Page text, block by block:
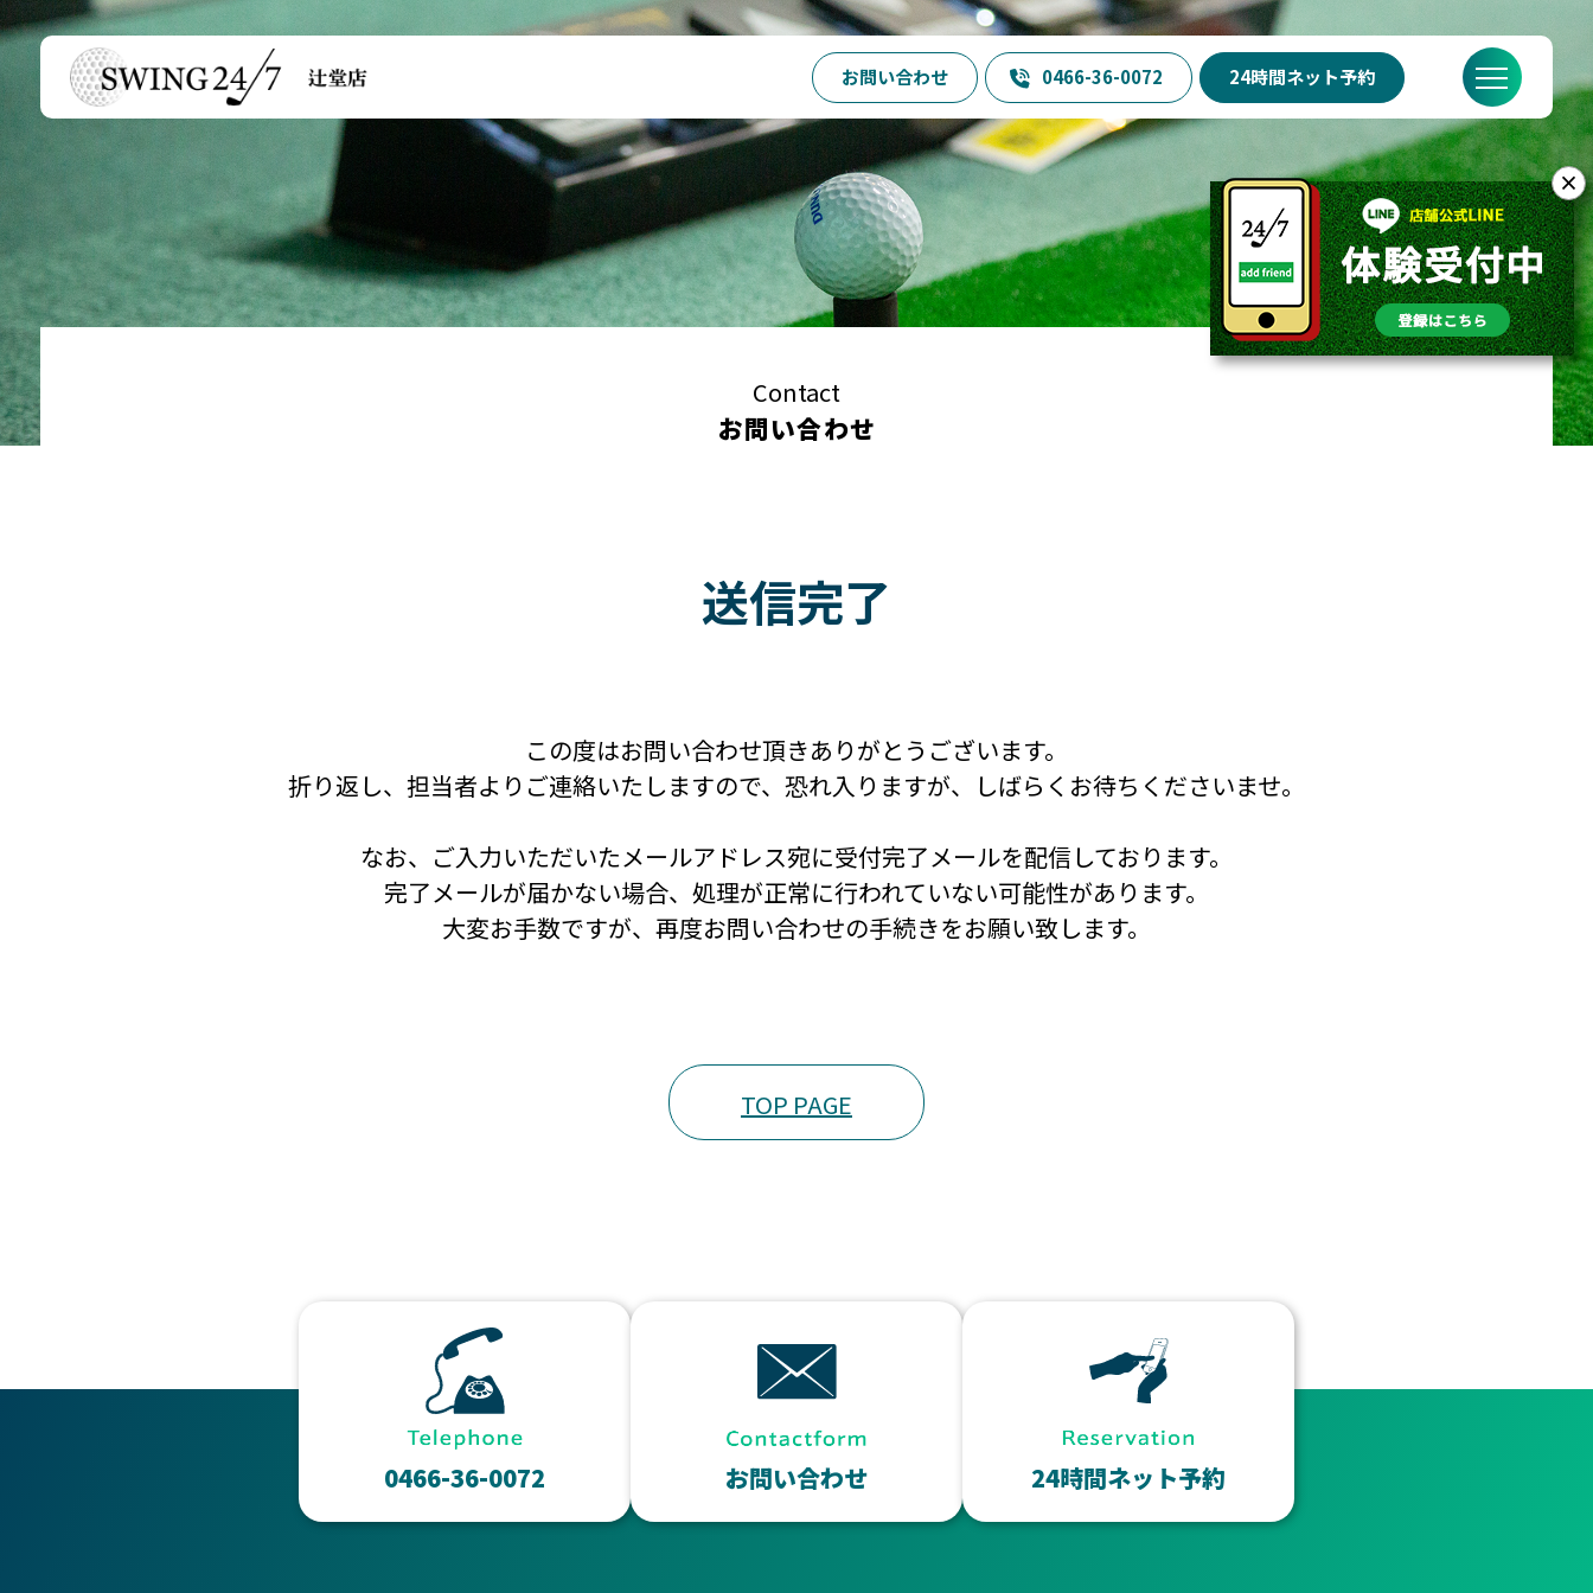
お知らせ SWING24/7とは？ SWING24/7の特徴 料金 FAQ 店舗概要
お問い合わせ 0466-36-0072 24時間ネット予約
Contact
お問い合わせ
送信完了
この度はお問い合わせ頂きありがとうございます。
折り返し、担当者よりご連絡いたしますので、恐れ入りますが、しばらくお待ちくださいませ。
なお、ご入力いただいたメールアドレス宛に受付完了メールを配信しております。
完了メールが届かない場合、処理が正常に行われていない可能性があります。
大変お手数ですが、再度お問い合わせの手続きをお願い致します。
TOP PAGE
0466-36-0072 お問い合わせ 24時間ネット予約
×